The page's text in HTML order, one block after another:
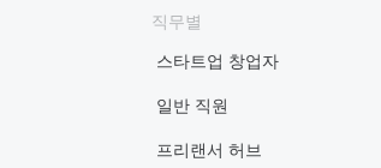
직무별
스타트업 창업자
일반 직원
프리랜서 허브